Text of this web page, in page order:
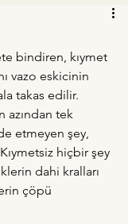
bindiren, kıymet
vazo eskicinin
takas edilir.
azından tek
etmeyen şey,
hiçbir şey
dahi kralları
çöpü